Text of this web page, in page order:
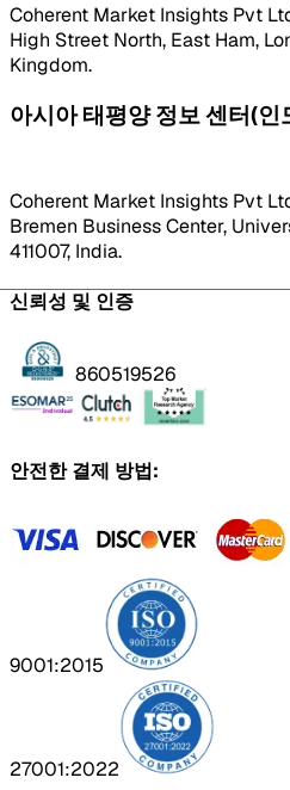
Coherent Market Insights Pvt
High Street North, East Ham,
Kingdom.
아시아 태평양 정보 센터(인
Coherent Market Insights Pvt
Bremen Business Center,
411007, India.
신뢰성 및 인증
860519526
안전한 결제 방법:
9001:2015
27001:2022